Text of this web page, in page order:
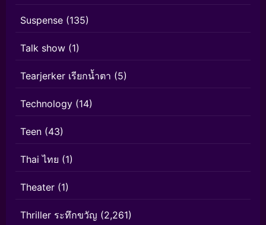
Suspense (135)
Talk show (1)
Tearjerker เรียกน้ำตา (5)
Technology (14)
Teen (43)
Thai ไทย (1)
Theater (1)
Thriller ระทึกขวัญ (2,261)